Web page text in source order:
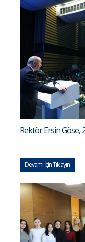
Rektör Ersin Göse,
Devamı İçin Tıklayın